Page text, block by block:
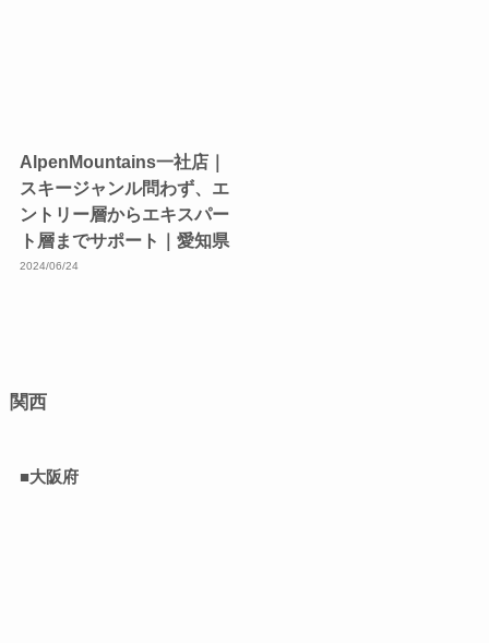
AlpenMountains一社店｜
スキージャンル問わず、エ
ントリー層からエキスパー
ト層までサポート｜愛知県
2024/06/24
関西
■大阪府